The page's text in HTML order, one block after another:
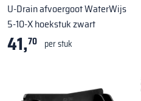
U-Drain afvoergoot WaterWijs
5-10-X hoekstuk zwart
41,70 per stuk